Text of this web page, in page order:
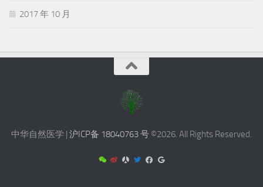
2017 年 10 月
中华自然医学 | 沪ICP备 18040763 号 ©2026. All Rights Reserved.